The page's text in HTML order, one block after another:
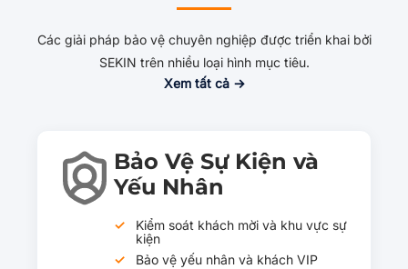
Các giải pháp bảo vệ chuyên nghiệp được triển khai bởi
SEKIN trên nhiều loại hình mục tiêu.
Xem tất cả →
Bảo Vệ Sự Kiện và
Yếu Nhân
Kiểm soát khách mời và khu vực sự
kiện
Bảo vệ yếu nhân và khách VIP